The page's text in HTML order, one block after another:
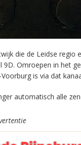
die de Leidse regio
Omroepen in het
is via dat
automatisch alle